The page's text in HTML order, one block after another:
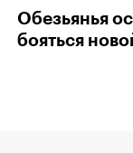
Обезьянья
бояться